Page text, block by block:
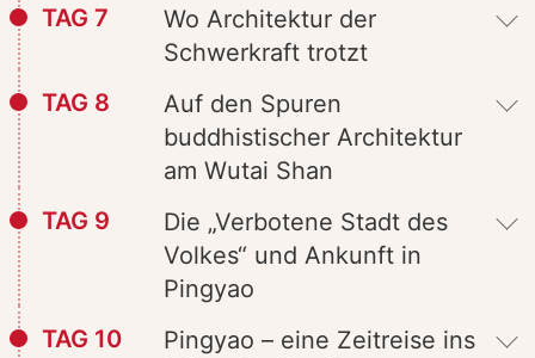
TAG 7
Wo Architektur der
Schwerkraft trotzt
TAG 8
Auf den Spuren
buddhistischer Architektur
am Wutai Shan
TAG 9
Die „Verbotene Stadt des
Volkes“ und Ankunft in
Pingyao
TAG 10
Pingyao – eine Zeitreise ins